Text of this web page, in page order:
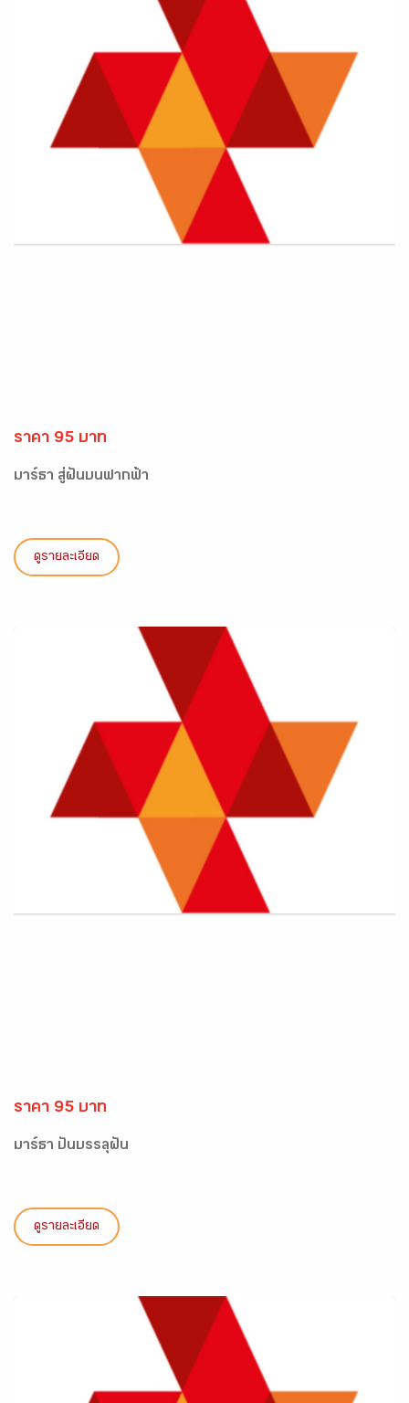
ราคา 95 บาท
มาร์ธา สู่ฝันบนฟากฟ้า
ดูรายละเอียด
ราคา 95 บาท
มาร์ธา ปั่นบรรลุฝัน
ดูรายละเอียด